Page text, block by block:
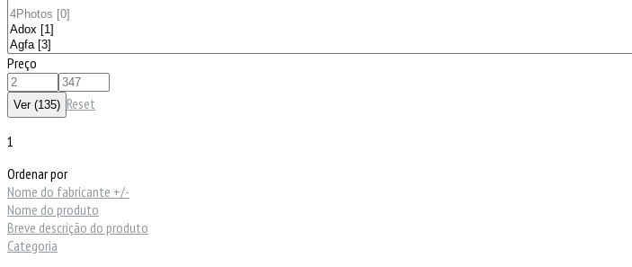
Preço
Reset
1
Ordenar por
Nome do fabricante +/-
Nome do produto
Breve descrição do produto
Categoria